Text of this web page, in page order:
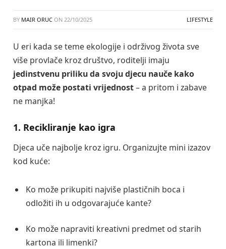
BY MAIR ORUC ON 22/10/2025 LIFESTYLE
U eri kada se teme ekologije i održivog života sve
više provlače kroz društvo, roditelji imaju
jedinstvenu priliku da svoju djecu nauče kako
otpad može postati vrijednost– a pritom i zabave
ne manjka!
1. Recikliranje kao igra
Djeca uče najbolje kroz igru. Organizujte mini izazov
kod kuće:
Ko može prikupiti najviše plastičnih boca i
odložiti ih u odgovarajuće kante?
Ko može napraviti kreativni predmet od starih
kartona ili limenki?